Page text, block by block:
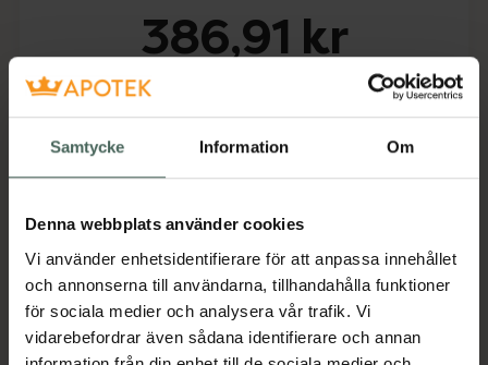
Samtycke Information Om
Denna webbplats använder cookies
Vi använder enhetsidentifierare för att anpassa innehållet
och annonserna till användarna, tillhandahålla funktioner
för sociala medier och analysera vår trafik. Vi
vidarebefordrar även sådana identifierare och annan
386,91 kr
Köp via ditt recept
Aktuella erbjudanden
Beskrivning Dölj